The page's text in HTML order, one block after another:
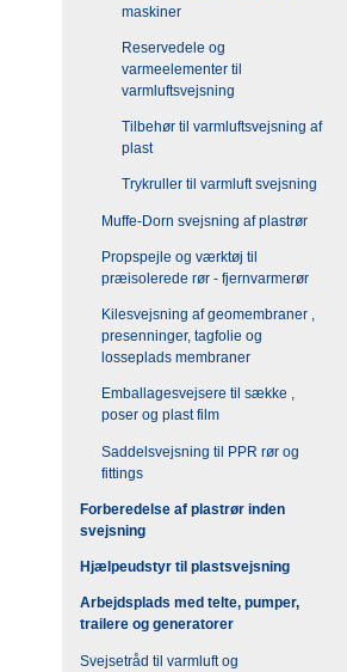
maskiner
Reservedele og
varmeelementer til
varmluftsvejsning
Tilbehør til varmluftsvejsning af
plast
Trykruller til varmluft svejsning
Muffe-Dorn svejsning af plastrør
Propspejle og værktøj til
præisolerede rør - fjernvarmerør
Kilesvejsning af geomembraner ,
presenninger, tagfolie og
losseplads membraner
Emballagesvejsere til sække ,
poser og plast film
Saddelsvejsning til PPR rør og
fittings
Forberedelse af plastrør inden
svejsning
Hjælpeudstyr til plastsvejsning
Arbejdsplads med telte, pumper,
trailere og generatorer
Svejsetråd til varmluft og